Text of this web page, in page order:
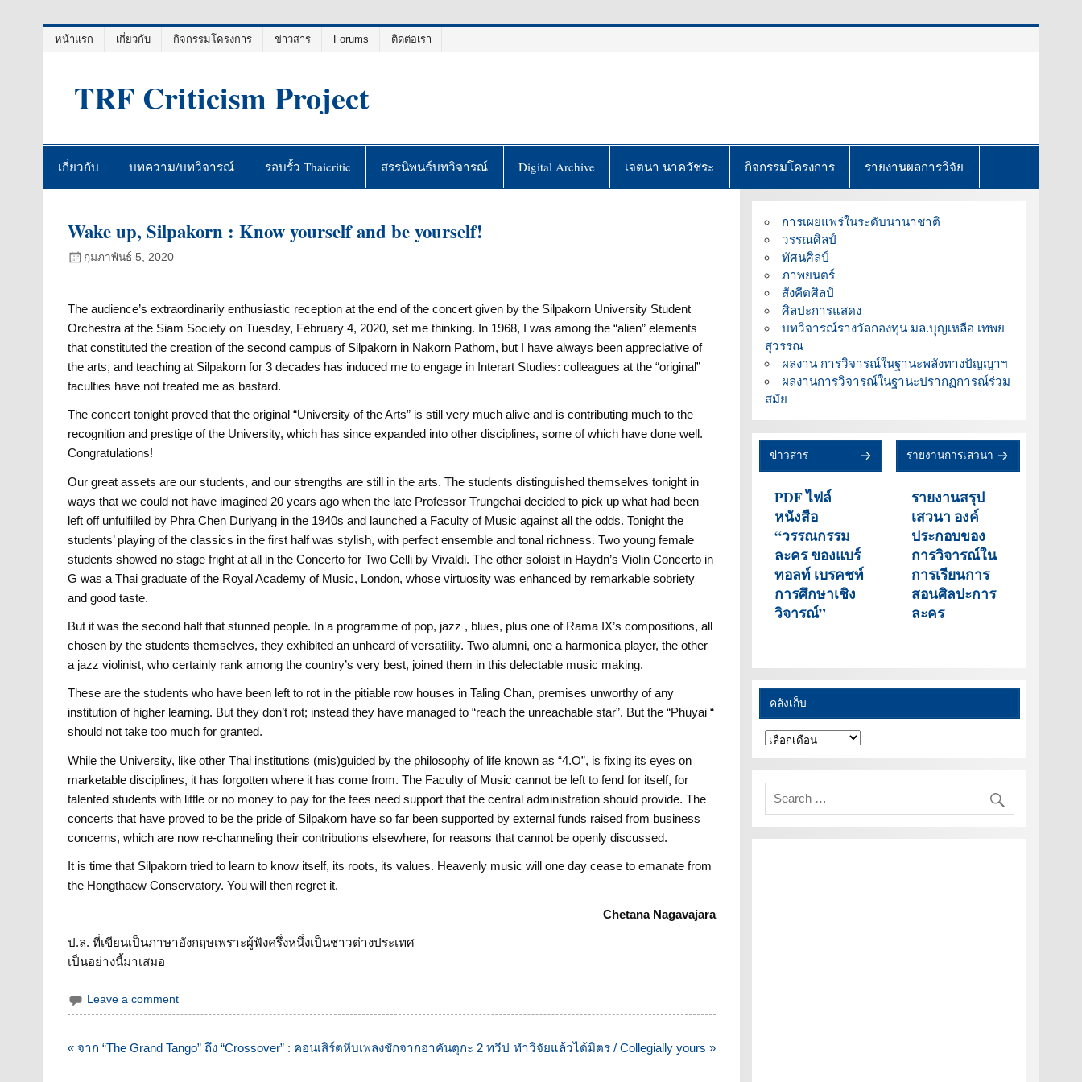
หน้าแรก เกี่ยวกับ กิจกรรมโครงการ ข่าวสาร Forums ติดต่อเรา
TRF Criticism Project
เกี่ยวกับ บทความ/บทวิจารณ์ รอบรั้ว Thaicritic สรรนิพนธ์บทวิจารณ์ Digital Archive เจตนา นาควัชระ กิจกรรมโครงการ รายงานผลการวิจัย
Wake up, Silpakorn : Know yourself and be yourself!
กุมภาพันธ์ 5, 2020
The audience’s extraordinarily enthusiastic reception at the end of the concert given by the Silpakorn University Student
Orchestra at the Siam Society on Tuesday, February 4, 2020, set me thinking. In 1968, I was among the “alien” elements
that constituted the creation of the second campus of Silpakorn in Nakorn Pathom, but I have always been appreciative of
the arts, and teaching at Silpakorn for 3 decades has induced me to engage in Interart Studies: colleagues at the “original”
faculties have not treated me as bastard.
The concert tonight proved that the original “University of the Arts” is still very much alive and is contributing much to the
recognition and prestige of the University, which has since expanded into other disciplines, some of which have done well.
Congratulations!
Our great assets are our students, and our strengths are still in the arts. The students distinguished themselves tonight in
ways that we could not have imagined 20 years ago when the late Professor Trungchai decided to pick up what had been
left off unfulfilled by Phra Chen Duriyang in the 1940s and launched a Faculty of Music against all the odds. Tonight the
students’ playing of the classics in the first half was stylish, with perfect ensemble and tonal richness. Two young female
students showed no stage fright at all in the Concerto for Two Celli by Vivaldi. The other soloist in Haydn’s Violin Concerto in
G was a Thai graduate of the Royal Academy of Music, London, whose virtuosity was enhanced by remarkable sobriety
and good taste.
But it was the second half that stunned people. In a programme of pop, jazz , blues, plus one of Rama IX’s compositions, all
chosen by the students themselves, they exhibited an unheard of versatility. Two alumni, one a harmonica player, the other
a jazz violinist, who certainly rank among the country’s very best, joined them in this delectable music making.
These are the students who have been left to rot in the pitiable row houses in Taling Chan, premises unworthy of any
institution of higher learning. But they don’t rot; instead they have managed to “reach the unreachable star”. But the “Phuyai “
should not take too much for granted.
While the University, like other Thai institutions (mis)guided by the philosophy of life known as “4.O”, is fixing its eyes on
marketable disciplines, it has forgotten where it has come from. The Faculty of Music cannot be left to fend for itself, for
talented students with little or no money to pay for the fees need support that the central administration should provide. The
concerts that have proved to be the pride of Silpakorn have so far been supported by external funds raised from business
concerns, which are now re-channeling their contributions elsewhere, for reasons that cannot be openly discussed.
It is time that Silpakorn tried to learn to know itself, its roots, its values. Heavenly music will one day cease to emanate from
the Hongthaew Conservatory. You will then regret it.
Chetana Nagavajara
ป.ล. ที่เขียนเป็นภาษาอังกฤษเพราะผู้ฟังครึ่งหนึ่งเป็นชาวต่างประเทศ
เป็นอย่างนี้มาเสมอ
Leave a comment
แนะแนว
« จาก “The Grand Tango” ถึง “Crossover” : คอนเสิร์ตหีบเพลงชักจากอาคันตุกะ 2 ทวีป ทำวิจัยแล้วได้มิตร / Collegially yours »
การเผยแพร่ในระดับนานาชาติ
วรรณศิลป์
ทัศนศิลป์
ภาพยนตร์
สังคีตศิลป์
ศิลปะการแสดง
บทวิจารณ์รางวัลกองทุน มล.บุญเหลือ เทพย
สุวรรณ
ผลงาน การวิจารณ์ในฐานะพลังทางปัญญาฯ
ผลงานการวิจารณ์ในฐานะปรากฏการณ์ร่วม
สมัย
ข่าวสาร
PDF ไฟล์
หนังสือ
“วรรณกรรม
ละคร ของแบร์
ทอลท์ เบรคชท์
การศึกษาเชิง
วิจารณ์”
รายงานการเสวนา
รายงานสรุป
เสวนา องค์
ประกอบของ
การวิจารณ์ใน
การเรียนการ
สอนศิลปะการ
ละคร
คลังเก็บ
คลัง
เก็บ